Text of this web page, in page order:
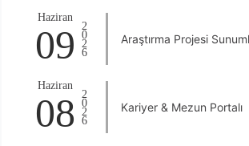
Haziran
09 2026 Araştırma Projesi
Haziran
08 2026 Kariyer & Mezun Portalı